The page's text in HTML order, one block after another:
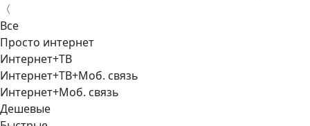
〈
Все
Просто интернет
Интернет+ТВ
Интернет+ТВ+Моб. связь
Интернет+Моб. связь
Дешевые